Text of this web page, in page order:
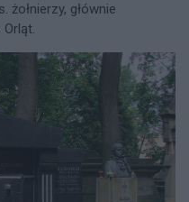
głównie